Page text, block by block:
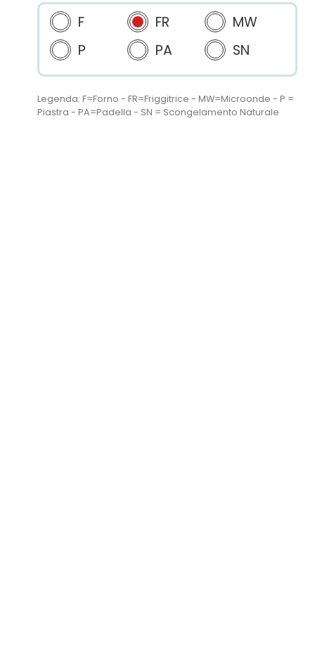
F FR
MW
P
PA SN
Legenda: F=Forno - FR=Friggitrice - MW=Microonde - P =
Piastra - PA=Padella - SN = Scongelamento Naturale